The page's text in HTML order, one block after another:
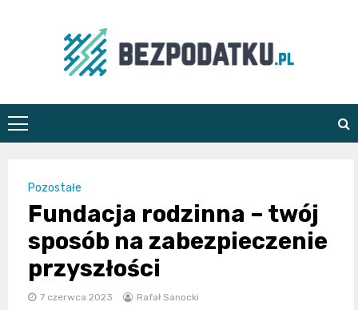
bezpodatku.pl
Pozostałe
Fundacja rodzinna – twój
sposób na zabezpieczenie
przyszłości
7 czerwca 2023 Rafał Sanocki